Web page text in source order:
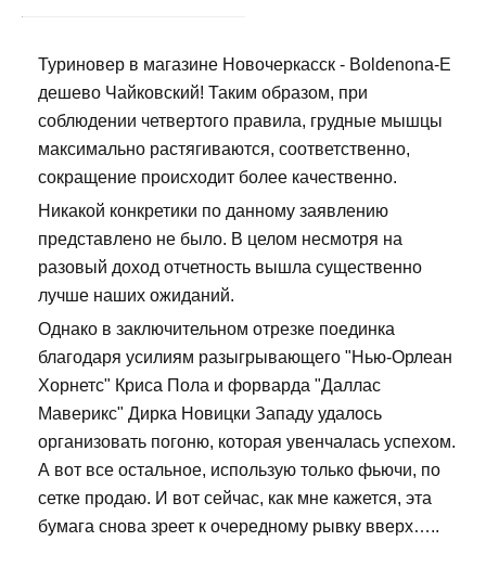
Туриновер в магазине Новочеркасск - Boldenona-E
дешево Чайковский! Таким образом, при
соблюдении четвертого правила, грудные мышцы
максимально растягиваются, соответственно,
сокращение происходит более качественно.
Никакой конкретики по данному заявлению
представлено не было. В целом несмотря на
разовый доход отчетность вышла существенно
лучше наших ожиданий.
Однако в заключительном отрезке поединка
благодаря усилиям разыгрывающего "Нью-Орлеан
Хорнетс" Криса Пола и форварда "Даллас
Маверикс" Дирка Новицки Западу удалось
организовать погоню, которая увенчалась успехом.
А вот все остальное, использую только фьючи, по
сетке продаю. И вот сейчас, как мне кажется, эта
бумага снова зреет к очередному рывку вверх…..